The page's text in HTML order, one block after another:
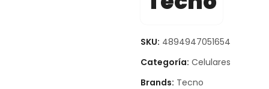
SKU: 4894947051654
Categoría: Celulares
Brands: Tecno